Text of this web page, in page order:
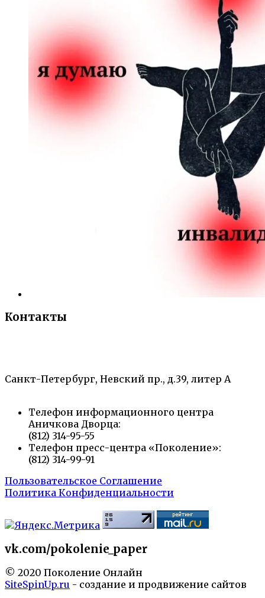
Контакты
Санкт-Петербург, Невский пр., д.39, литер А
Телефон информационного центра
Аничкова Дворца:
(812) 314-95-55
Телефон пресс-центра «Поколение»:
(812) 314-99-91
Пользовательское Соглашение
Политика Конфиденциальности
vk.com/pokolenie_paper
© 2020 Поколение Онлайн
SiteSpinUp.ru - создание и продвижение сайтов